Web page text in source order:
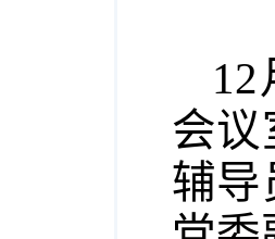
12
会议
辅导